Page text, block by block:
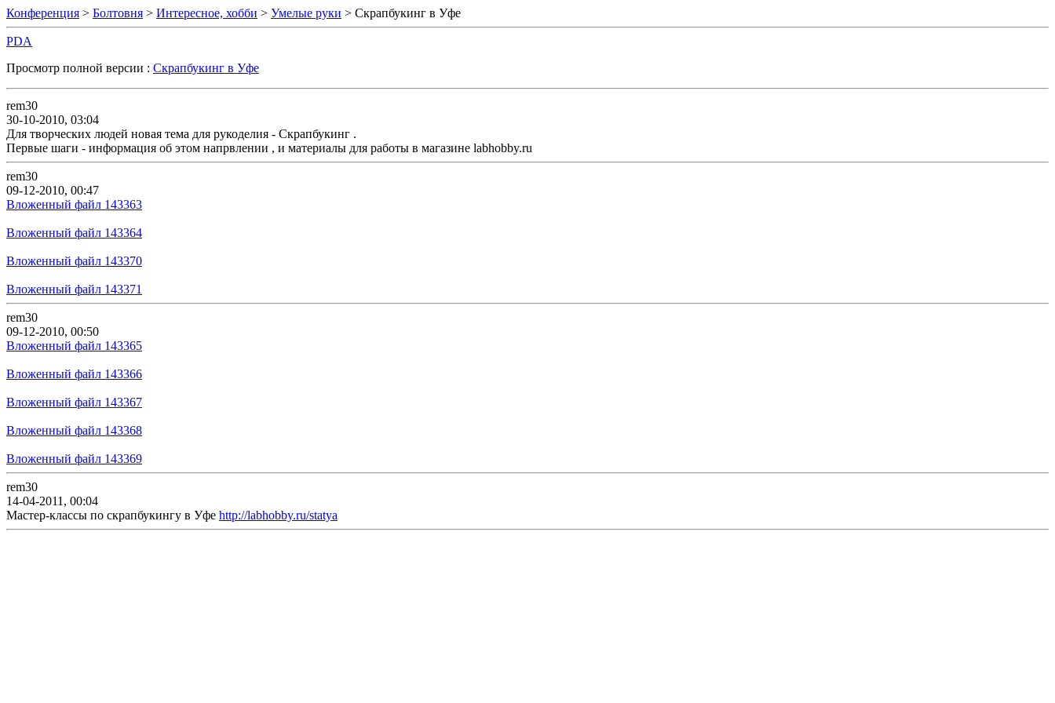
Конференция > Болтовня > Интересное, хобби > Умелые руки > Скрапбукинг в Уфе
PDA
Просмотр полной версии : Скрапбукинг в Уфе
rem30
30-10-2010, 03:04
Для творческих людей новая тема для рукоделия - Скрапбукинг .
Первые шаги - информация об этом напрвлении , и материалы для работы в магазине labhobby.ru
rem30
09-12-2010, 00:47
Вложенный файл 143363
Вложенный файл 143364
Вложенный файл 143370
Вложенный файл 143371
rem30
09-12-2010, 00:50
Вложенный файл 143365
Вложенный файл 143366
Вложенный файл 143367
Вложенный файл 143368
Вложенный файл 143369
rem30
14-04-2011, 00:04
Мастер-классы по скрапбукингу в Уфе http://labhobby.ru/statya